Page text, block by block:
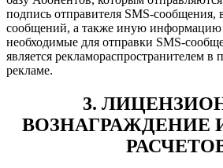
подпись отправителя SMS-сообщения,
сообщений, а также иную информацию
необходимые для отправки SMS-
является рекламораспространителем
рекламе.
3.
ВОЗНАГРАЖДЕНИЕ